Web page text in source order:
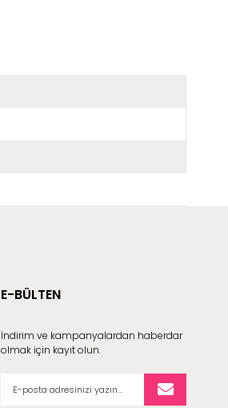
E-BÜLTEN
İndirim ve kampanyalardan haberdar
olmak için kayıt olun.